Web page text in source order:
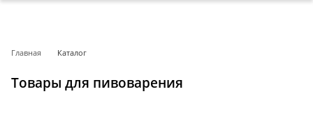
Главная Каталог
Товары для пивоварения